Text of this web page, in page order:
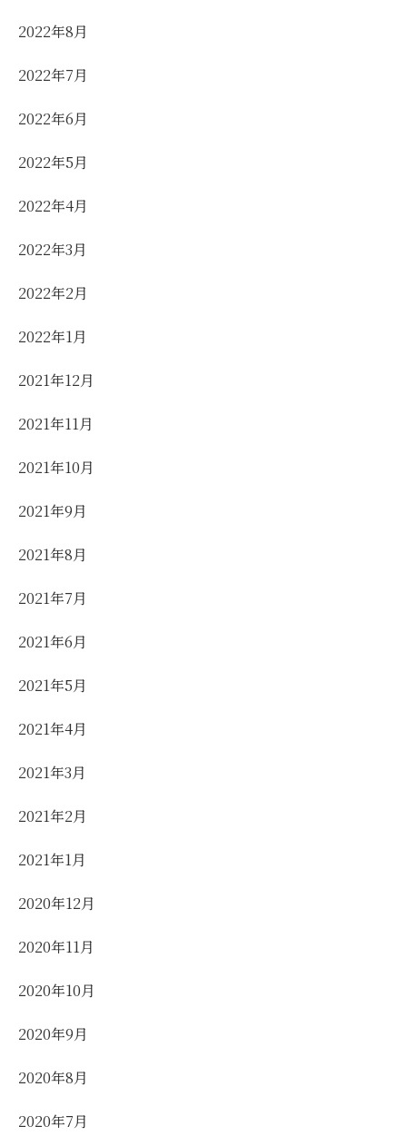
2022年8月
2022年7月
2022年6月
2022年5月
2022年4月
2022年3月
2022年2月
2022年1月
2021年12月
2021年11月
2021年10月
2021年9月
2021年8月
2021年7月
2021年6月
2021年5月
2021年4月
2021年3月
2021年2月
2021年1月
2020年12月
2020年11月
2020年10月
2020年9月
2020年8月
2020年7月